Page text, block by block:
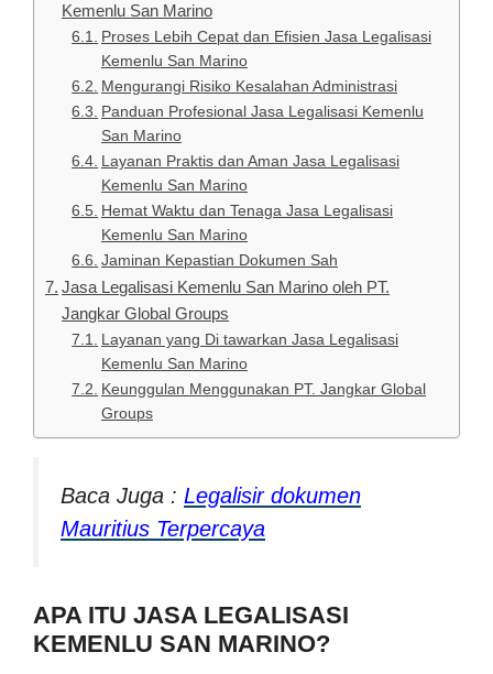
Kemenlu San Marino
Proses Lebih Cepat dan Efisien Jasa Legalisasi
Kemenlu San Marino
Mengurangi Risiko Kesalahan Administrasi
Panduan Profesional Jasa Legalisasi Kemenlu
San Marino
Layanan Praktis dan Aman Jasa Legalisasi
Kemenlu San Marino
Hemat Waktu dan Tenaga Jasa Legalisasi
Kemenlu San Marino
Jaminan Kepastian Dokumen Sah
Jasa Legalisasi Kemenlu San Marino oleh PT.
Jangkar Global Groups
Layanan yang Di tawarkan Jasa Legalisasi
Kemenlu San Marino
Keunggulan Menggunakan PT. Jangkar Global
Groups
Baca Juga : Legalisir dokumen
Mauritius Terpercaya
APA ITU JASA LEGALISASI
KEMENLU SAN MARINO?